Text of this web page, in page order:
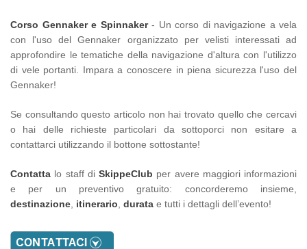
Corso Gennaker e Spinnaker- Un corso di navigazione a vela
con l'uso del Gennaker organizzato per velisti interessati ad
approfondire le tematiche della navigazione d'altura con l'utilizzo
di vele portanti. Impara a conoscere in piena sicurezza l'uso del
Gennaker!
Se consultando questo articolo non hai trovato quello che cercavi
o hai delle richieste particolari da sottoporci non esitare a
contattarci utilizzando il bottone sottostante!
Contatta lo staff diSkippeClub per avere maggiori informazioni
e per un preventivo gratuito: concorderemo insieme,
destinazione itinerario durata e tutti i dettagli dell’evento!